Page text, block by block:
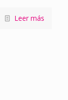
Leer más